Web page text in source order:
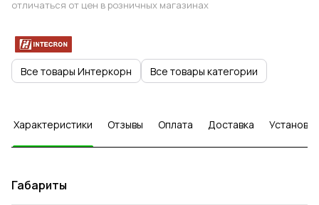
отличаться от цен в розничных магазинах
Все товары Интеркорн Все товары категории
Характеристики Отзывы Оплата Доставка Установка
Габариты